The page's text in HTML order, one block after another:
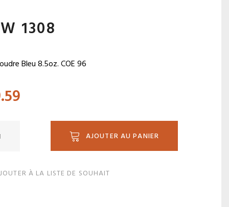
1308
Bleu 8.5oz. COE 96
AJOUTER AU PANIER
À LA LISTE DE SOUHAIT